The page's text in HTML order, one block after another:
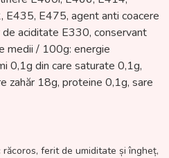
E475, agent anti coacere
aciditate E330, conservant
medii / 100g: energie
0,1g din care saturate 0,1g,
zahăr 18g, proteine 0,1g, sare
ferit de umiditate și îngheț,